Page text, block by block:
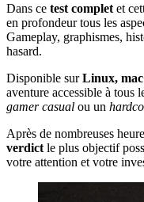
Dans ce test complet et
en profondeur tous les
Gameplay, graphismes,
hasard.
Disponible surLinux,
aventure accessible à tous
gamer casual ou un
Après de nombreuses
verdict le plus objectif
votre attention et votre